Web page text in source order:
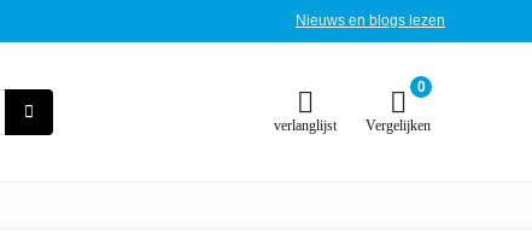
Nieuws en blogs lezen
verlanglijst
0
Vergelijken